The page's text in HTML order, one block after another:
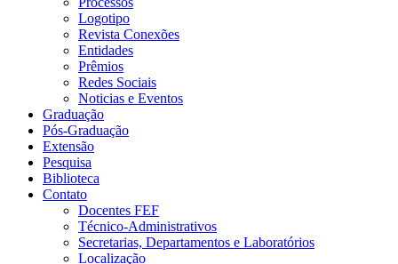
Logotipo
Revista Conexões
Entidades
Prêmios
Redes Sociais
Noticias e Eventos
Graduação
Pós-Graduação
Extensão
Pesquisa
Biblioteca
Contato
Docentes FEF
Técnico-Administrativos
Secretarias, Departamentos e Laboratórios
Localização